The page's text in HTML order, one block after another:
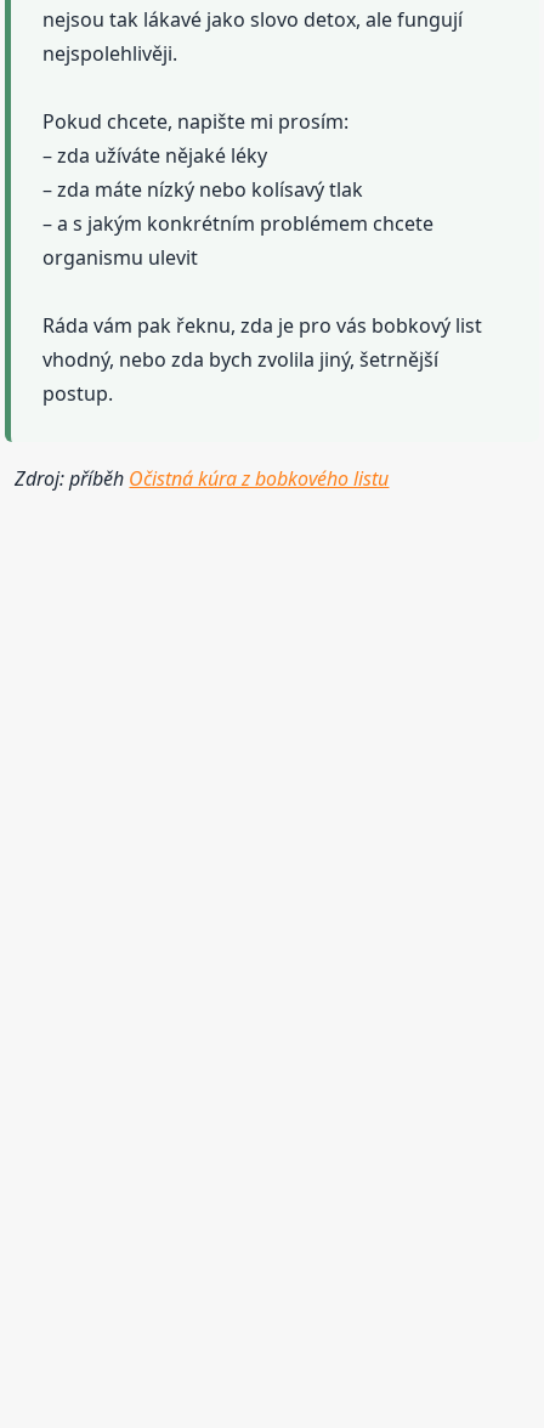
nejsou tak lákavé jako slovo detox, ale fungují
nejspolehlivěji.
Pokud chcete, napište mi prosím:
– zda užíváte nějaké léky
– zda máte nízký nebo kolísavý tlak
– a s jakým konkrétním problémem chcete
organismu ulevit
Ráda vám pak řeknu, zda je pro vás bobkový list
vhodný, nebo zda bych zvolila jiný, šetrnější
postup.
Zdroj: příběh Očistná kúra z bobkového listu